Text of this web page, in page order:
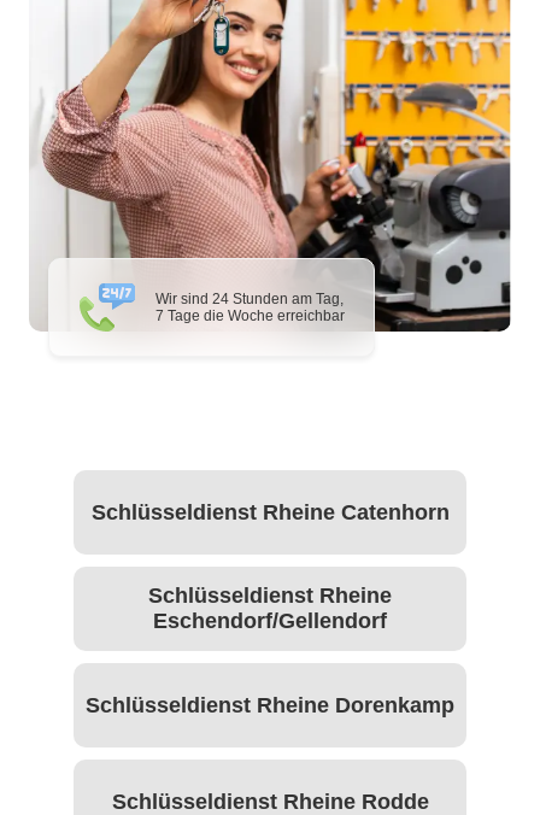
Wir sind 24 Stunden am Tag,
7 Tage die Woche erreichbar
Schlüsseldienst Rheine Catenhorn
Schlüsseldienst Rheine
Eschendorf/Gellendorf
Schlüsseldienst Rheine Dorenkamp
Schlüsseldienst Rheine Rodde